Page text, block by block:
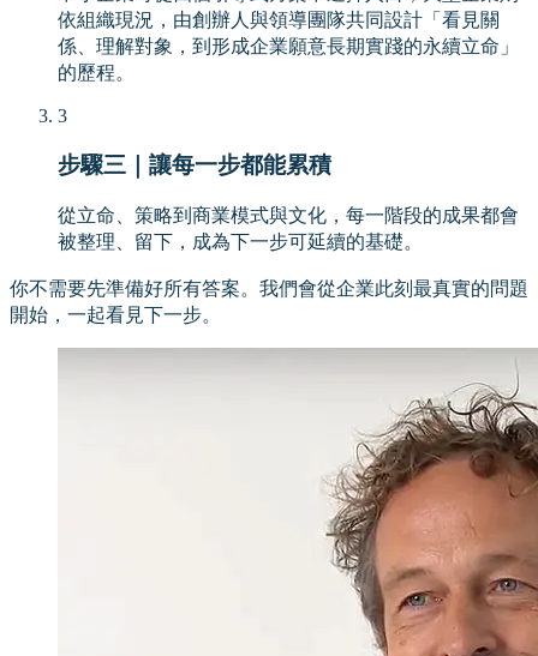
依組織現況，由創辦人與領導團隊共同設計「看見關
係、理解對象，到形成企業願意長期實踐的永續立命」
的歷程。
3
步驟三｜讓每一步都能累積
從立命、策略到商業模式與文化，每一階段的成果都會
被整理、留下，成為下一步可延續的基礎。
你不需要先準備好所有答案。我們會從企業此刻最真實的問題
開始，一起看見下一步。